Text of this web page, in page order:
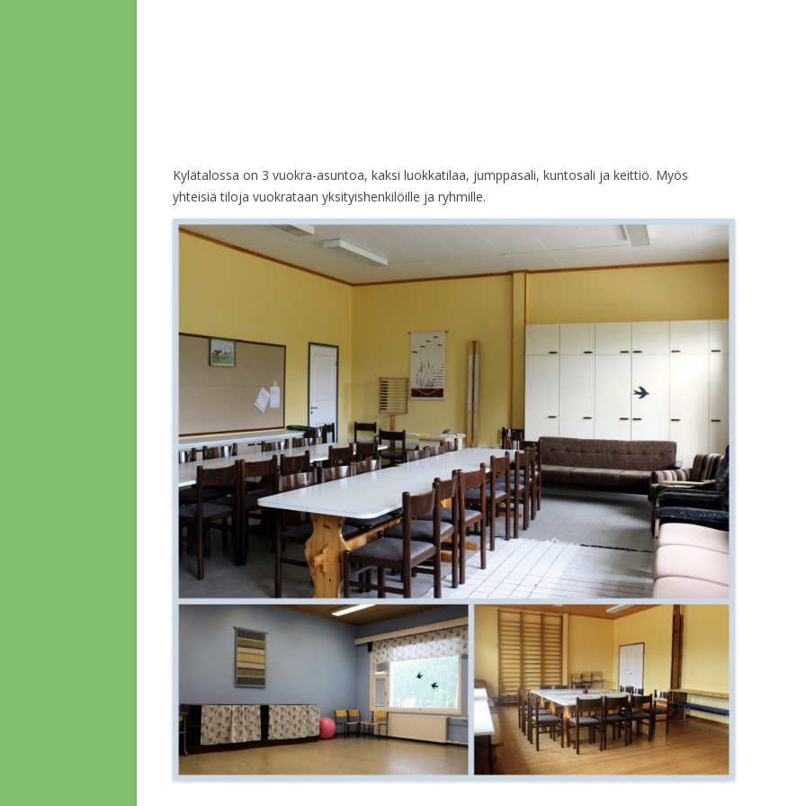
HALLITUKSEN
HALLITUKSEN
HALLITUKSEN
HALLITUKSEN
HALLITUKSEN
HALLITUKSEN
HALLITUKSEN
HALLITUKSEN
HALLITUKSEN
HALLITUKSEN
Kylätalossa on 3 vuokra-asuntoa, kaksi luokkatilaa, jumppasali, kuntosali ja keittiö. Myös
yhteisiä tiloja vuokrataan yksityishenkilöille ja ryhmille.